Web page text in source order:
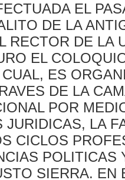
EL
DE LA
RECTOR DE LA
EL
ES
DE LA
POR
JURIDICAS, LA
CICLOS
SIERRA.